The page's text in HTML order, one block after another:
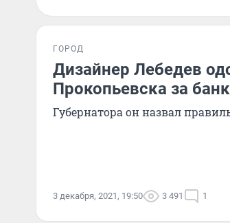
ГОРОД
Дизайнер Лебедев
Прокопьевска за
Губернатора он назвал
3 декабря, 2021, 19:50 3 491 1